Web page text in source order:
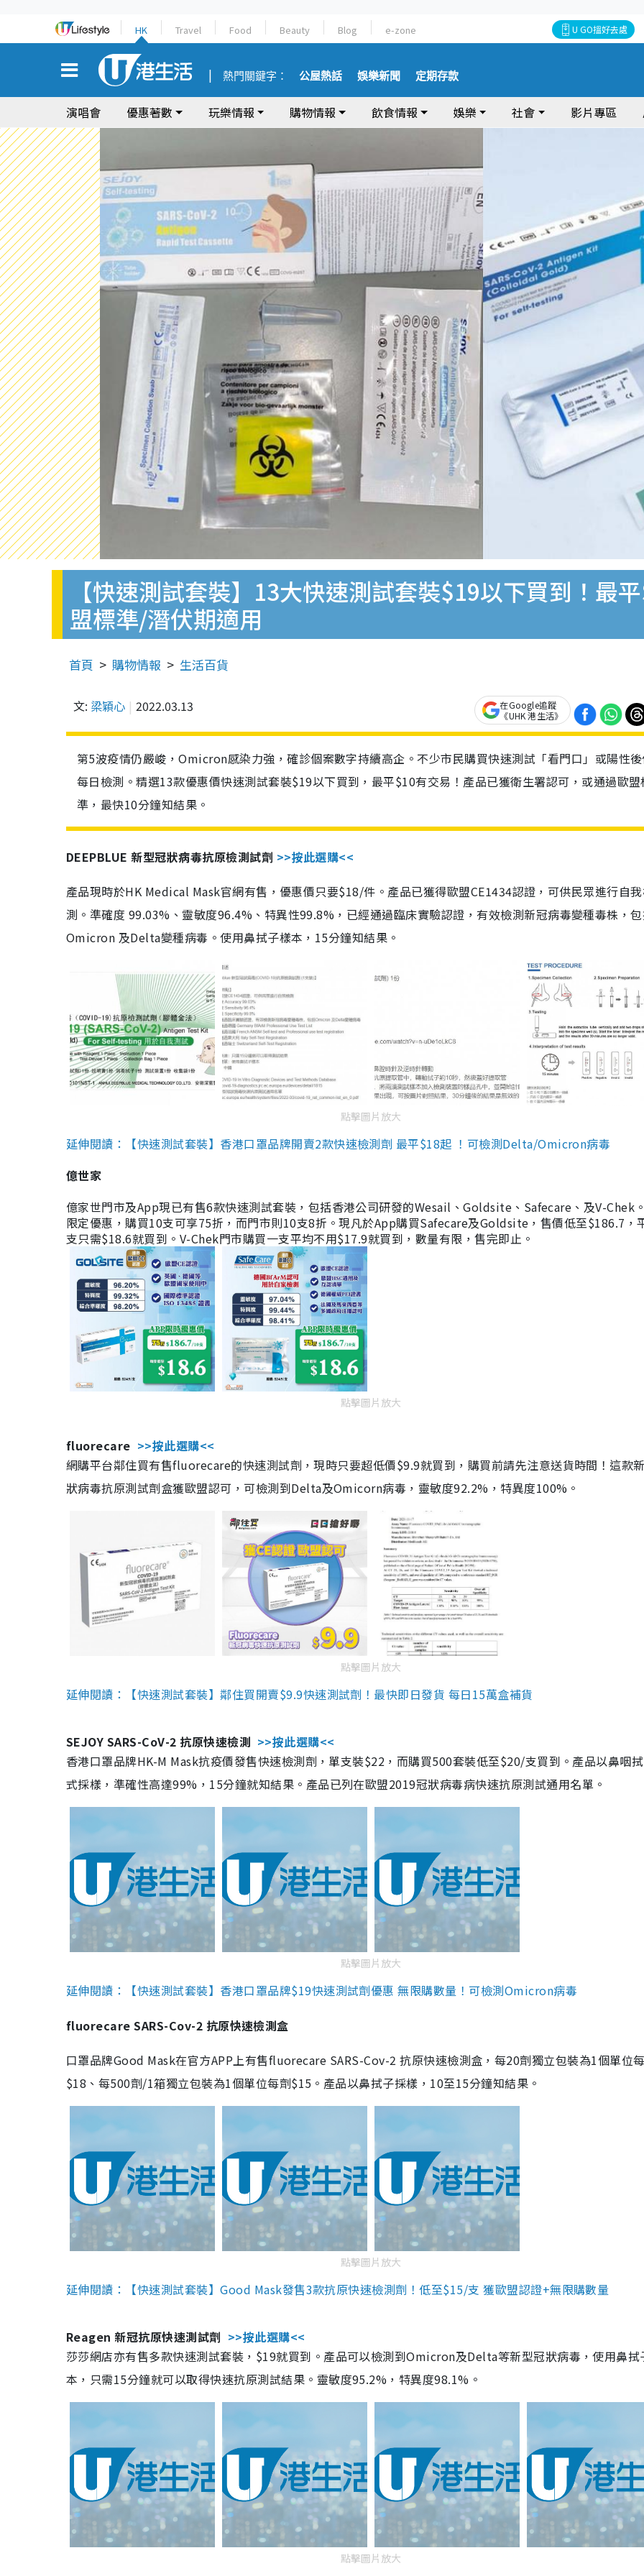
HK Travel Food Beauty Blog e-zone U GO搵好去處
熱門關鍵字： 公屋熱話 娛樂新聞 定期存款
演唱會 優惠著數 玩樂情報 購物情報 飲食情報 娛樂 社會 影片專區
【快速測試套裝】13大快速測試套裝$19以下買到！最
盟標準/潛伏期適用
首頁 購物情報 生活百貨
文: 梁穎心 2022.03.13
在Google追蹤
《UHK 港生活》
第5波疫情仍嚴峻，Omicron感染力強，確診個案數字持續高企。不少市民購買快速測試「看門口」或陽性
每日檢測。精選13款優惠價快速測試套裝$19以下買到，最平$10有交易！產品已獲衛生署認可，或通過歐盟
準，最快10分鐘知結果。
DEEPBLUE 新型冠狀病毒抗原檢測試劑 >>按此選購<<
產品現時於HK Medical Mask官網有售，優惠價只要$18/件。產品已獲得歐盟CE1434認證，可供民眾進行自
測。準確度 99.03%、靈敏度96.4%、特異性99.8%，已經通過臨床實驗認證，有效檢測新冠病毒變種毒株，
Omicron 及Delta變種病毒。使用鼻拭子樣本，15分鐘知結果。
點擊圖片放大
延伸閱讀：【快速測試套裝】香港口罩品牌開賣2款快速檢測劑 最平$18起 ！可檢測Delta/Omicron病毒
億世家
億家世門市及App現已有售6款快速測試套裝，包括香港公司研發的Wesail、Goldsite、Safecare、及V-Chek
限定優惠，購買10支可享75折，而門市則10支8折。現凡於App購買Safecare及Goldsite，售價低至$186.7，
支只需$18.6就買到。V-Chek門市購買一支平均不用$17.9就買到，數量有限，售完即止。
點擊圖片放大
fluorecare >>按此選購<<
網購平台鄰住買有售fluorecare的快速測試劑，現時只要超低價$9.9就買到，購買前請先注意送貨時間！這款
狀病毒抗原測試劑盒獲歐盟認可，可檢測到Delta及Omicorn病毒，靈敏度92.2%，特異度100%。
點擊圖片放大
延伸閱讀：【快速測試套裝】鄰住買開賣$9.9快速測試劑！最快即日發貨 每日15萬盒補貨
SEJOY SARS-CoV-2 抗原快速檢測 >>按此選購<<
香港口罩品牌HK-M Mask抗疫價發售快速檢測劑，單支裝$22，而購買500套裝低至$20/支買到。產品以鼻咽
式採樣，準確性高達99%，15分鐘就知結果。產品已列在歐盟2019冠狀病毒病快速抗原測試通用名單。
點擊圖片放大
延伸閱讀：【快速測試套裝】香港口罩品牌$19快速測試劑優惠 無限購數量！可檢測Omicron病毒
fluorecare SARS-Cov-2 抗原快速檢測盒
口罩品牌Good Mask在官方APP上有售fluorecare SARS-Cov-2 抗原快速檢測盒，每20劑獨立包裝為1個單位
$18、每500劑/1箱獨立包裝為1個單位每劑$15。產品以鼻拭子採樣，10至15分鐘知結果。
點擊圖片放大
延伸閱讀：【快速測試套裝】Good Mask發售3款抗原快速檢測劑！低至$15/支 獲歐盟認證+無限購數量
Reagen 新冠抗原快速測試劑 >>按此選購<<
莎莎網店亦有售多款快速測試套裝，$19就買到。產品可以檢測到Omicron及Delta等新型冠狀病毒，使用鼻拭
本，只需15分鐘就可以取得快速抗原測試結果。靈敏度95.2%，特異度98.1%。
點擊圖片放大